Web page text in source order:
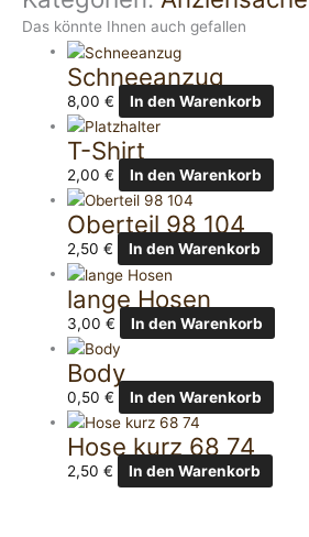
Das könnte Ihnen auch gefallen
Schneeanzug
8,00€ In den Warenkorb
T-Shirt
2,00€ In den Warenkorb
Oberteil 98 104
2,50€ In den Warenkorb
lange Hosen
3,00€ In den Warenkorb
Body
0,50€ In den Warenkorb
Hose kurz 68 74
2,50€ In den Warenkorb